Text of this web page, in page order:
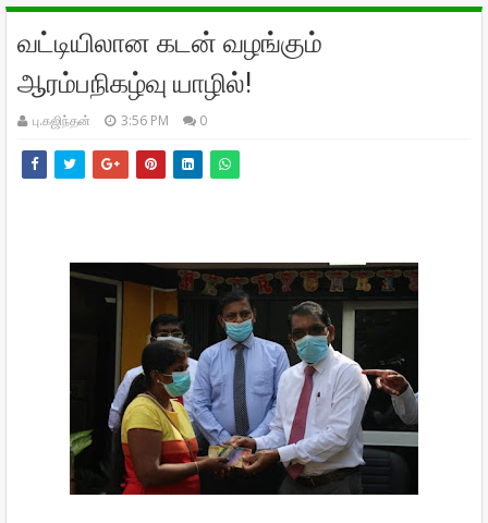
வட்டியிலான கடன் வழங்கும்
ஆரம்பநிகழ்வு யாழில்!
பு.கஜிந்தன் 3:56 PM 0